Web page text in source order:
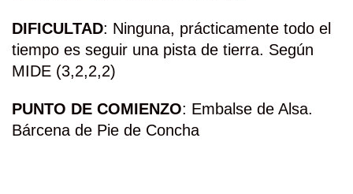
DIFICULTAD: Ninguna, prácticamente todo el
tiempo es seguir una pista de tierra. Según
MIDE (3,2,2,2)
PUNTO DE COMIENZO: Embalse de Alsa.
Bárcena de Pie de Concha